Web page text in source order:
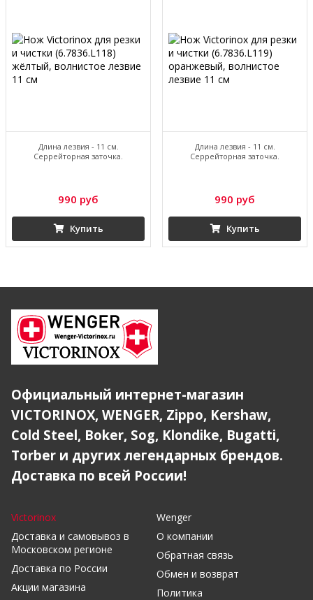
Длина лезвия - 11 см.
Серрейторная заточка.
990 руб
Купить
Длина лезвия - 11 см.
Серрейторная заточка.
990 руб
Купить
Официальный интернет-магазин
VICTORINOX, WENGER, Zippo, Kershaw,
Cold Steel, Boker, Sog, Klondike, Bugatti,
Torber и других легендарных брендов.
Доставка по всей России!
Victorinox
Доставка и самовывоз в
Московском регионе
Доставка по России
Акции магазина
Wenger
О компании
Обратная связь
Обмен и возврат
Политика